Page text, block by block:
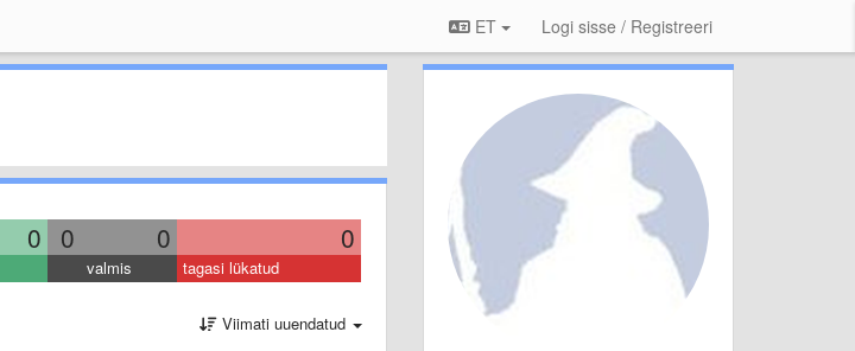
ET Logi sisse / Registreeri
0 0 0 0
valmis tagasi lükatud
Viimati uuendatud